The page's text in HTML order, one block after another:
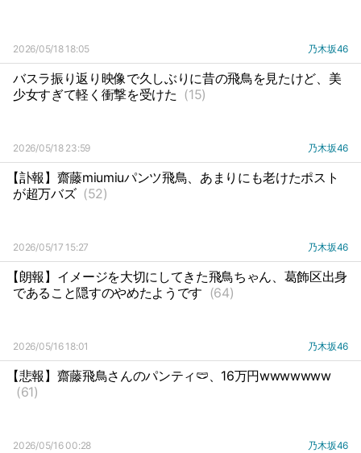
2026/05/18 18:05 乃木坂46
バスラ振り返り映像で久しぶりに昔の飛鳥を見たけど、美
少女すぎて軽く衝撃を受けた (15)
2026/05/18 23:59 乃木坂46
【訃報】齋藤miumiuパンツ飛鳥、あまりにも老けたポスト
が超万バズ (52)
2026/05/17 15:27 乃木坂46
【朗報】イメージを大切にしてきた飛鳥ちゃん、葛飾区出身
であること隠すのやめたようです (64)
2026/05/16 18:01 乃木坂46
【悲報】齋藤飛鳥さんのパンティ🩲、16万円wwwwwww
(61)
2026/05/16 00:28 乃木坂46